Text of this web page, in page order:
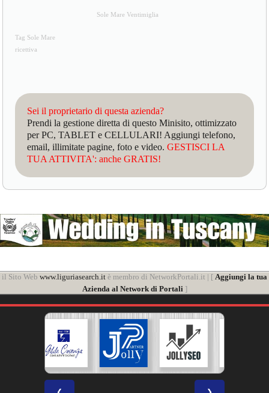
Sole Mare Ventimiglia
Tag Sole Mare
ricettiva
Sei il proprietario di questa azienda?
Prendi la gestione diretta di questo Minisito, ottimizzato
per PC, TABLET e CELLULARI! Aggiungi telefono,
email, illimitate pagine, foto e video.GESTISCI LA
TUA ATTIVITA': anche GRATIS!
il Sito Web www.liguriasearch.it è membro di NetworkPortali.it | [ Aggiungi la tua
Azienda al Network di Portali]